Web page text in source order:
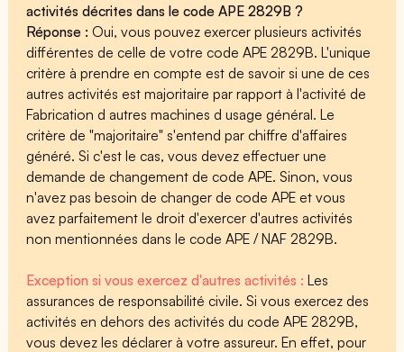
activités décrites dans le code APE 2829B ?
Réponse :Oui, vous pouvez exercer plusieurs activités
différentes de celle de votre code APE 2829B. L'unique
critère à prendre en compte est de savoir si une de ces
autres activités est majoritaire par rapport à l'activité de
Fabrication d autres machines d usage général. Le
critère de "majoritaire" s'entend par chiffre d'affaires
généré. Si c'est le cas, vous devez effectuer une
demande de changement de code APE. Sinon, vous
n'avez pas besoin de changer de code APE et vous
avez parfaitement le droit d'exercer d'autres activités
non mentionnées dans le code APE / NAF 2829B.
Exception si vous exercez d'autres activités :Les
assurances de responsabilité civile. Si vous exercez des
activités en dehors des activités du code APE 2829B,
vous devez les déclarer à votre assureur. En effet, pour